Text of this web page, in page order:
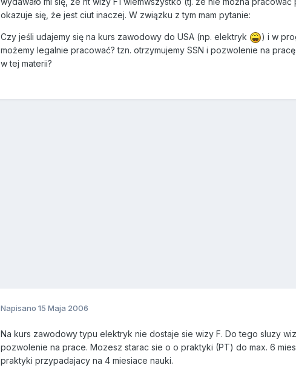
okazuje się, że jest ciut inaczej. W związku z tym mam pytanie:
Czy jeśli udajemy się na kurs zawodowy do USA (np. elektryk
) i w
możemy legalnie pracować? tzn. otrzymujemy SSN i pozwolenie na
w tej materii?
Napisano 15 Maja 2006
Na kurs zawodowy typu elektryk nie dostaje sie wizy F. Do tego sluzy
pozwolenie na prace. Mozesz starac sie o o praktyki (PT) do max. 6
praktyki przypadajacy na 4 miesiace nauki.